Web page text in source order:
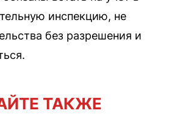
инспекцию, не
без разрешения и
ТАКЖЕ